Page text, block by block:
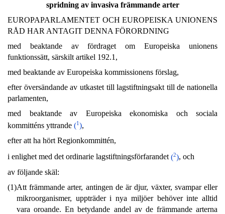
spridning av invasiva främmande arter
EUROPAPARLAMENTET OCH EUROPEISKA UNIONENS
RÅD HAR ANTAGIT DENNA FÖRORDNING
med beaktande av fördraget om Europeiska unionens
funktionssätt, särskilt artikel 192.1,
med beaktande av Europeiska kommissionens förslag,
efter översändande av utkastet till lagstiftningsakt till de nationella
parlamenten,
med beaktande av Europeiska ekonomiska och sociala
kommitténs yttrande (1),
efter att ha hört Regionkommittén,
i enlighet med det ordinarie lagstiftningsförfarandet(2), och
av följande skäl:
(1)Att främmande arter, antingen de är djur, växter, svampar eller
mikroorganismer, uppträder i nya miljöer behöver inte alltid
vara oroande. En betydande andel av de främmande arterna